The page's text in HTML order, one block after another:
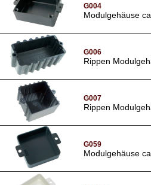
G004
Modulgehäuse
G006
Rippen
G007
Rippen
G059
Modulgehäuse